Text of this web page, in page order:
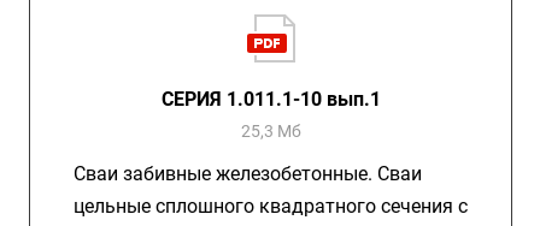
СЕРИЯ 1.011.1-10 вып.1
25,3 Мб
Сваи забивные железобетонные. Сваи
цельные сплошного квадратного сечения с